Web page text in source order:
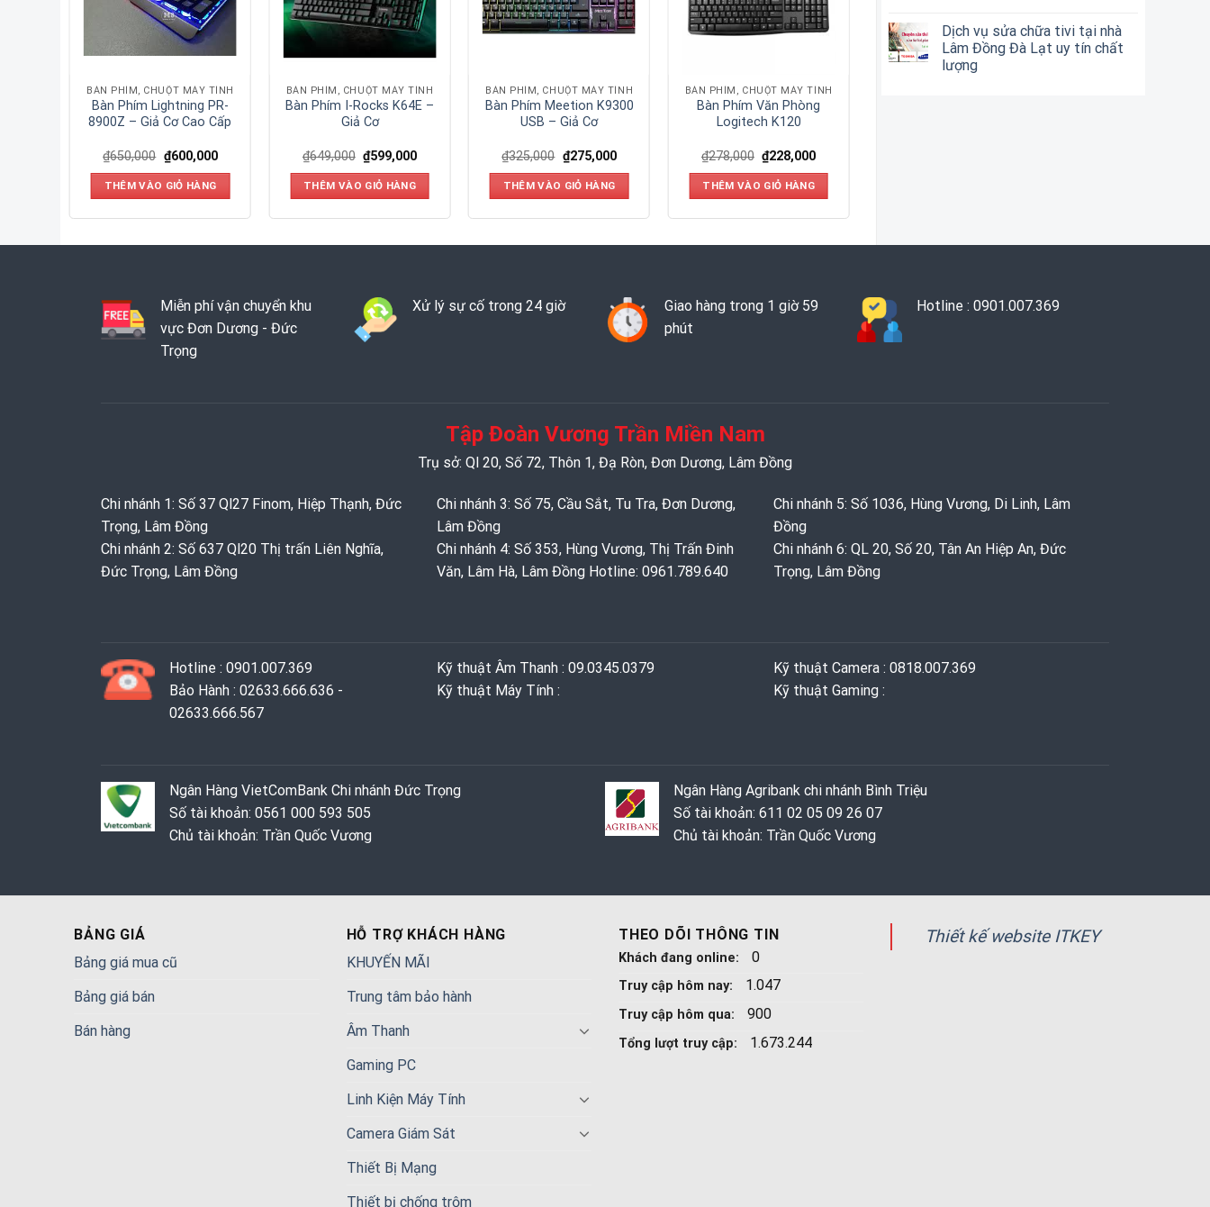
Dịch vụ sửa chữa tivi tại nhà
Lâm Đồng Đà Lạt uy tín chất
lượng
BÀN PHÍM, CHUỘT MÁY TÍNH
Bàn Phím Lightning PR-
8900Z – Giả Cơ Cao Cấp
₫650,000 ₫600,000
THÊM VÀO GIỎ HÀNG
BÀN PHÍM, CHUỘT MÁY TÍNH
Bàn Phím I-Rocks K64E –
Giả Cơ
₫649,000 ₫599,000
THÊM VÀO GIỎ HÀNG
BÀN PHÍM, CHUỘT MÁY TÍNH
Bàn Phím Meetion K9300
USB – Giả Cơ
₫325,000 ₫275,000
THÊM VÀO GIỎ HÀNG
BÀN PHÍM, CHUỘT MÁY TÍNH
Bàn Phím Văn Phòng
Logitech K120
₫278,000 ₫228,000
THÊM VÀO GIỎ HÀNG
Miễn phí vận chuyển khu
vực Đơn Dương - Đức
Trọng
Xử lý sự cố trong 24 giờ
Giao hàng trong 1 giờ 59
phút
Hotline : 0901.007.369
Tập Đoàn Vương Trần Miền Nam
Trụ sở: Ql 20, Số 72, Thôn 1, Đạ Ròn, Đơn Dương, Lâm Đồng
Chi nhánh 1: Số 37 Ql27 Finom, Hiệp Thạnh, Đức
Trọng, Lâm Đồng
Chi nhánh 2: Số 637 Ql20 Thị trấn Liên Nghĩa,
Đức Trọng, Lâm Đồng
Chi nhánh 3: Số 75, Cầu Sắt, Tu Tra, Đơn Dương,
Lâm Đồng
Chi nhánh 4: Số 353, Hùng Vương, Thị Trấn Đinh
Văn, Lâm Hà, Lâm Đồng Hotline: 0961.789.640
Chi nhánh 5: Số 1036, Hùng Vương, Di Linh, Lâm
Đồng
Chi nhánh 6: QL 20, Số 20, Tân An Hiệp An, Đức
Trọng, Lâm Đồng
Hotline : 0901.007.369
Bảo Hành : 02633.666.636 -
02633.666.567
Kỹ thuật Âm Thanh : 09.0345.0379
Kỹ thuật Máy Tính :
Kỹ thuật Camera : 0818.007.369
Kỹ thuật Gaming ‭: ‬
Ngân Hàng VietComBank Chi nhánh Đức Trọng
Số tài khoản: 0561 000 593 505
Chủ tài khoản: Trần Quốc Vương
Ngân Hàng Agribank chi nhánh Bình Triệu
Số tài khoản: 611 02 05 09 26 07
Chủ tài khoản: Trần Quốc Vương
BẢNG GIÁ
Bảng giá mua cũ
Bảng giá bán
Bán hàng
HỖ TRỢ KHÁCH HÀNG
KHUYẾN MÃI
Trung tâm bảo hành
Âm Thanh
Gaming PC
Linh Kiện Máy Tính
Camera Giám Sát
Thiết Bị Mạng
Thiết bị chống trộm
THEO DÕI THÔNG TIN
Khách đang online: 0
Truy cập hôm nay: 1.047
Truy cập hôm qua: 900
Tổng lượt truy cập: 1.673.244
Thiết kế website ITKEY